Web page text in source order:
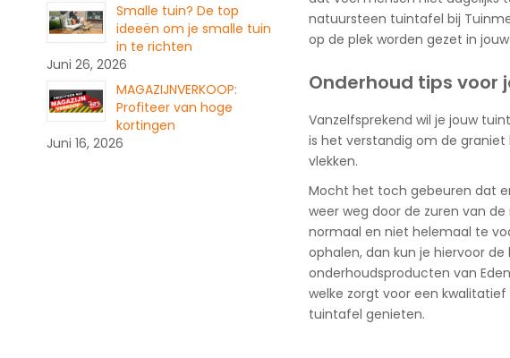
natuursteen tuintafel bij
op de plek worden gezet in
Onderhoud tips
Vanzelfsprekend wil je jouw
is het verstandig om de
vlekken.
Mocht het toch gebeuren dat
weer weg door de zuren van
normaal en niet helemaal te
ophalen, dan kun je hiervoor
onderhoudsproducten van
welke zorgt voor een
tuintafel genieten.
Smalle tuin? De top
ideeën om je smalle tuin
in te richten
Juni 26, 2026
MAGAZIJNVERKOOP:
Profiteer van hoge
kortingen
Juni 16, 2026